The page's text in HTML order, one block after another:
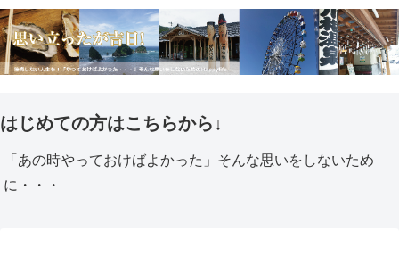
はじめての方はこちらから↓
「あの時やっておけばよかった」そんな思いをしないため
に・・・